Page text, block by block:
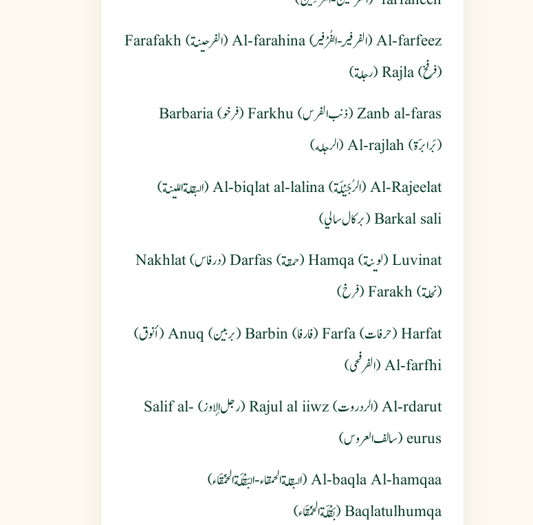
Al-farfeez (الفرفِير - الفُرْفِير) Al-farahina (الفرحينة) Farafakh
(فرفخ) Rajla (رجلة)
Zanb al-faras (ذنب الفرس) Farkhu (فرخو) Barbaria
(بَرابرَة) Al-rajlah (الرجله)
Al-Rajeelat (الرُجَيْلَة) Al-biqlat al-lalina (البقلة اللينة)
Barkal sali (بركال سالي)
Luvinat (لوينة) Hamqa (حمقة) Darfas (درفاس) Nakhlat
(نحلة) Farakh (فرخ)
Harfat (حرفات) Farfa (فارفا) Barbin (بربين) Anuq (أنوق)
Al-farfhi (الفرفحى)
Al-rdarut (الردروت) Rajul al iiwz (رجل الإوز) Salif al-
eurus (سالف العروس)
Al-baqla Al-hamqaa (البقلة الحمقاء - البَقْلَة الحَمْقَاء)
Baqlatulhumqa (بَقْلَة الحَمْقَاء)